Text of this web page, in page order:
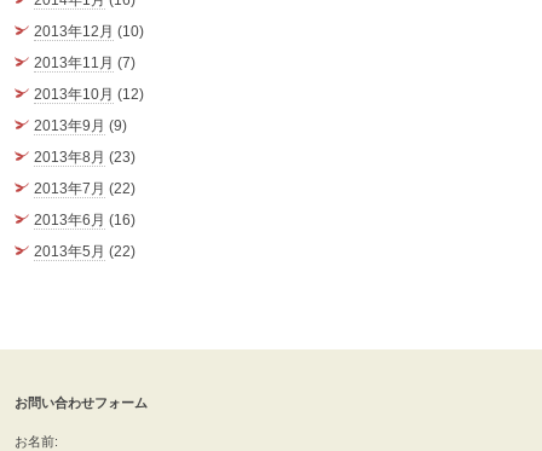
2013年12月 (10)
2013年11月 (7)
2013年10月 (12)
2013年9月 (9)
2013年8月 (23)
2013年7月 (22)
2013年6月 (16)
2013年5月 (22)
お問い合わせフォーム
お名前: